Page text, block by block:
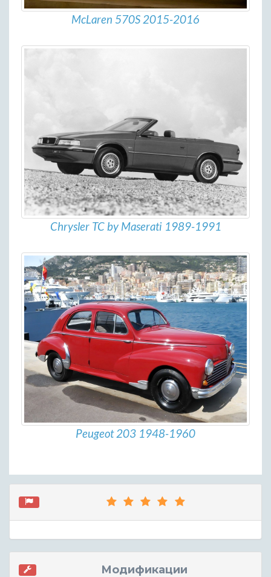
McLaren 570S 2015-2016
Chrysler TC by Maserati 1989-1991
Peugeot 203 1948-1960
Модификации